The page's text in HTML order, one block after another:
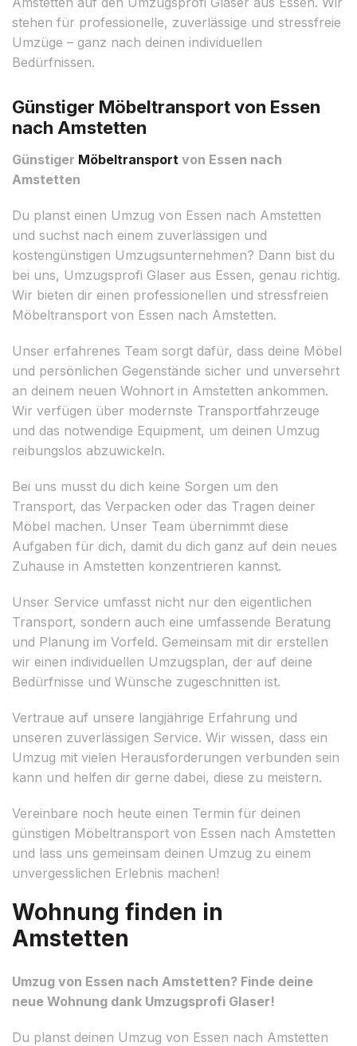
stehen für professionelle, zuverlässige und stressfreie
Umzüge – ganz nach deinen individuellen
Bedürfnissen.
Günstiger Möbeltransport von Essen
nach Amstetten
Günstiger Möbeltransport von Essen nach
Amstetten
Du planst einen Umzug von Essen nach Amstetten
und suchst nach einem zuverlässigen und
kostengünstigen Umzugsunternehmen? Dann bist du
bei uns, Umzugsprofi Glaser aus Essen, genau richtig.
Wir bieten dir einen professionellen und stressfreien
Möbeltransport von Essen nach Amstetten.
Unser erfahrenes Team sorgt dafür, dass deine Möbel
und persönlichen Gegenstände sicher und unversehrt
an deinem neuen Wohnort in Amstetten ankommen.
Wir verfügen über modernste Transportfahrzeuge
und das notwendige Equipment, um deinen Umzug
reibungslos abzuwickeln.
Bei uns musst du dich keine Sorgen um den
Transport, das Verpacken oder das Tragen deiner
Möbel machen. Unser Team übernimmt diese
Aufgaben für dich, damit du dich ganz auf dein neues
Zuhause in Amstetten konzentrieren kannst.
Unser Service umfasst nicht nur den eigentlichen
Transport, sondern auch eine umfassende Beratung
und Planung im Vorfeld. Gemeinsam mit dir erstellen
wir einen individuellen Umzugsplan, der auf deine
Bedürfnisse und Wünsche zugeschnitten ist.
Vertraue auf unsere langjährige Erfahrung und
unseren zuverlässigen Service. Wir wissen, dass ein
Umzug mit vielen Herausforderungen verbunden sein
kann und helfen dir gerne dabei, diese zu meistern.
Vereinbare noch heute einen Termin für deinen
günstigen Möbeltransport von Essen nach Amstetten
und lass uns gemeinsam deinen Umzug zu einem
unvergesslichen Erlebnis machen!
Wohnung finden in
Amstetten
Umzug von Essen nach Amstetten? Finde deine
neue Wohnung dank Umzugsprofi Glaser!
Du planst deinen Umzug von Essen nach Amstetten